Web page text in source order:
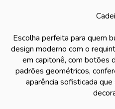
Escolha perfeita para quem
design moderno com o
em capitonê, com botões
padrões geométricos,
aparência sofisticada